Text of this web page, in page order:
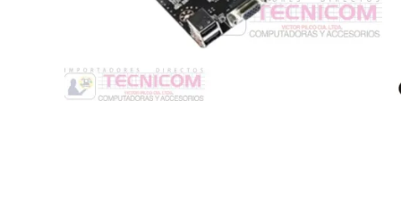
Protección Eléctrica
Software